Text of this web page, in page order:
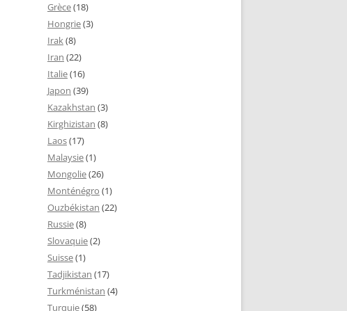
Grèce(18)
Hongrie(3)
Irak(8)
Iran (22)
Italie(16)
Japon (39)
Kazakhstan (3)
Kirghizistan (8)
Laos(17)
Malaysie(1)
Mongolie(26)
Monténégro (1)
Ouzbékistan (22)
Russie(8)
Slovaquie(2)
Suisse(1)
Tadjikistan (17)
Turkménistan (4)
Turquie(58)